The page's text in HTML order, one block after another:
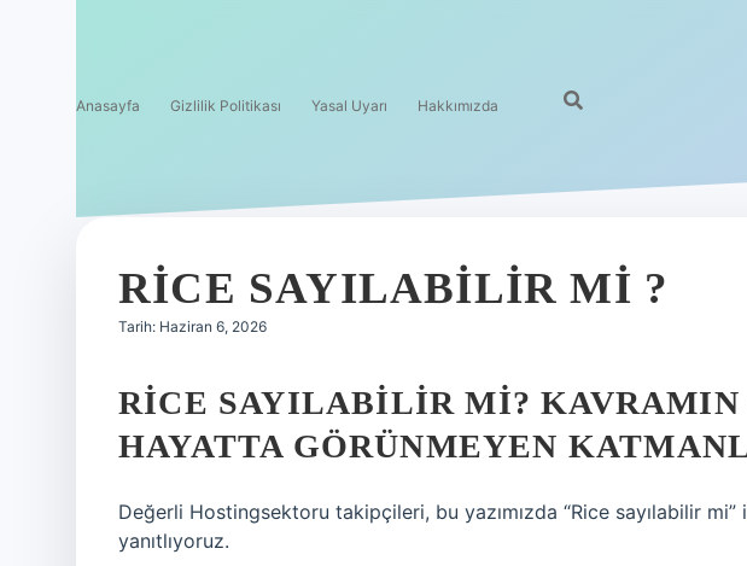
Anasayfa Gizlilik Politikası Yasal Uyarı Hakkımızda
RICE SAYILABILIR MI ?
Tarih: Haziran 6, 2026
RICE SAYILABILIR MI?
HAYATTA GÖRÜNMEYEN
Değerli Hostingsektoru takipçileri, bu yazımızda “Rice sayılabilir mi”
yanıtlıyoruz.